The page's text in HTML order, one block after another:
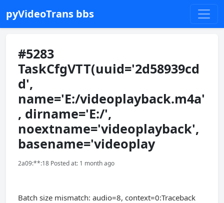
pyVideoTrans bbs
#5283
TaskCfgVTT(uuid='2d58939cd
d',
name='E:/videoplayback.m4a'
, dirname='E:/',
noextname='videoplayback',
basename='videoplay
2a09:**:18 Posted at: 1 month ago
Batch size mismatch: audio=8, context=0:Traceback